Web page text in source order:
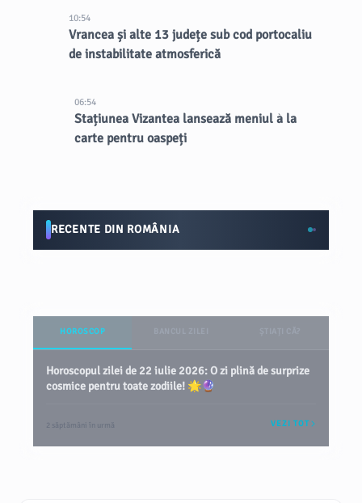
10:54
Vrancea și alte 13 județe sub cod portocaliu
de instabilitate atmosferică
06:54
Stațiunea Vizantea lansează meniul à la
carte pentru oaspeți
RECENTE DIN ROMÂNIA
HOROSCOP
Horoscopul zilei de 22 iulie 2026: O zi plină de surprize
cosmice pentru toate zodiile! 🌟🔮
2 săptămâni în urmă VEZI TOT